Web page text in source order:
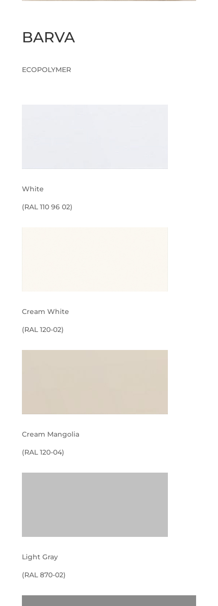
BARVA
ECOPOLYMER
White
(RAL 110 96 02)
Cream White
(RAL 120-02)
Cream Mangolia
(RAL 120-04)
Light Gray
(RAL 870-02)